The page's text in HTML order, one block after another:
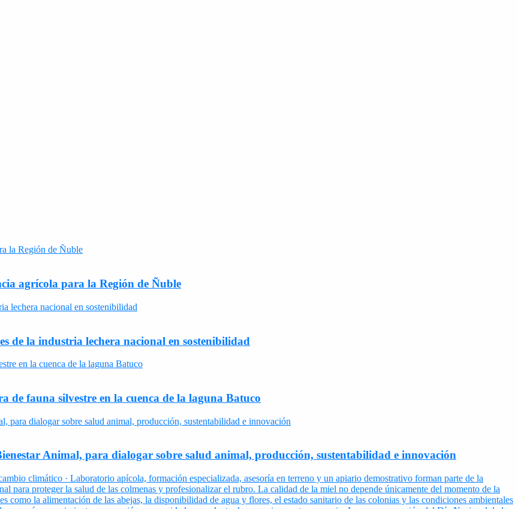
agrícola para la Región de Ñuble
de la industria lechera nacional en sostenibilidad
de fauna silvestre en la cuenca de la laguna Batuco
Animal, para dialogar sobre salud animal, producción, sustentabilidad e innovación